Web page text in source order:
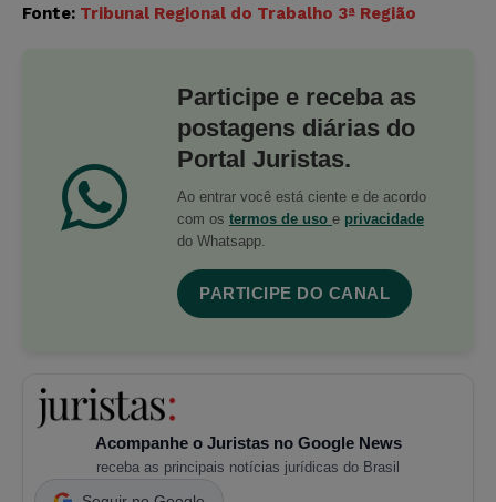
Fonte: Tribunal Regional do Trabalho 3ª Região
Participe e receba as
postagens diárias do
Portal Juristas.
Ao entrar você está ciente e de acordo
com os termos de uso e privacidade
do Whatsapp.
PARTICIPE DO CANAL
Acompanhe o Juristas no Google News
receba as principais notícias jurídicas do Brasil